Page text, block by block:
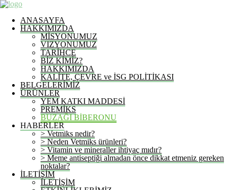
ANASAYFA
HAKKIMIZDA
MİSYONUMUZ
VIZYONUMUZ
TARİHCE
BİZ KİMİZ?
HAKKIMIZDA
KALİTE, ÇEVRE ve İSG POLİTİKASI
BELGELERİMİZ
ÜRÜNLER
YEM KATKI MADDESİ
PREMİKS
BUZAĞI BİBERONU
HABERLER
> Vetmiks nedir?
> Neden Vetmiks ürünleri?
> Vitamin ve mineraller ihtiyaç mıdır?
> Meme antiseptiği almadan önce dikkat etmeniz gereken
noktalar?
İLETİŞİM
İLETİŞİM